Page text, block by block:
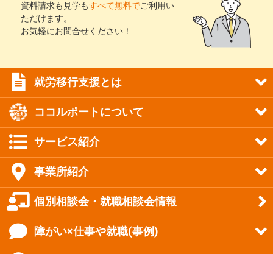
資料請求も見学もすべて無料でご利用い
ただけます。
お気軽にお問合せください！
就労移行支援とは
ココルポートについて
サービス紹介
事業所紹介
個別相談会・就職相談会情報
障がい×仕事や就職(事例)